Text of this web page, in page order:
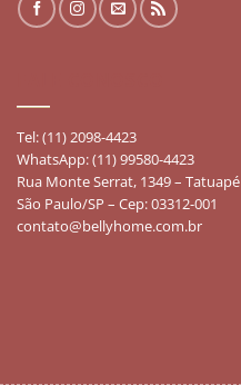
Tel: (11) 2098-4423
WhatsApp: (11) 99580-4423
Rua Monte Serrat, 1349 – Tatuapé
São Paulo/SP – Cep: 03312-001
contato@bellyhome.com.br